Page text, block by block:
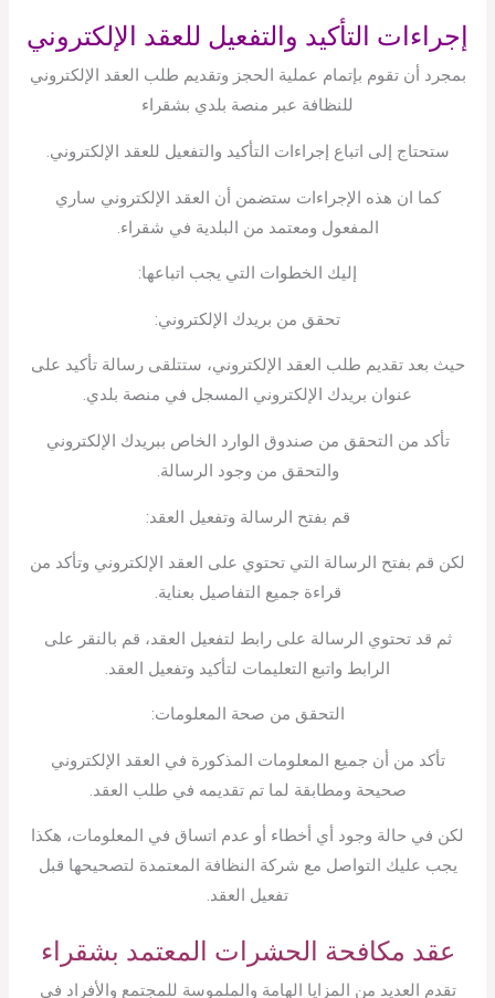
إجراءات التأكيد والتفعيل للعقد الإلكتروني
بمجرد أن تقوم بإتمام عملية الحجز وتقديم طلب العقد الإلكتروني
للنظافة عبر منصة بلدي بشقراء
ستحتاج إلى اتباع إجراءات التأكيد والتفعيل للعقد الإلكتروني.
كما ان هذه الإجراءات ستضمن أن العقد الإلكتروني ساري
المفعول ومعتمد من البلدية في شقراء.
إليك الخطوات التي يجب اتباعها:
تحقق من بريدك الإلكتروني:
حيث بعد تقديم طلب العقد الإلكتروني، ستتلقى رسالة تأكيد على
عنوان بريدك الإلكتروني المسجل في منصة بلدي.
تأكد من التحقق من صندوق الوارد الخاص ببريدك الإلكتروني
والتحقق من وجود الرسالة.
قم بفتح الرسالة وتفعيل العقد:
لكن قم بفتح الرسالة التي تحتوي على العقد الإلكتروني وتأكد من
قراءة جميع التفاصيل بعناية.
ثم قد تحتوي الرسالة على رابط لتفعيل العقد، قم بالنقر على
الرابط واتبع التعليمات لتأكيد وتفعيل العقد.
التحقق من صحة المعلومات:
تأكد من أن جميع المعلومات المذكورة في العقد الإلكتروني
صحيحة ومطابقة لما تم تقديمه في طلب العقد.
لكن في حالة وجود أي أخطاء أو عدم اتساق في المعلومات، هكذا
يجب عليك التواصل مع شركة النظافة المعتمدة لتصحيحها قبل
تفعيل العقد.
عقد مكافحة الحشرات المعتمد بشقراء
تقدم العديد من المزايا الهامة والملموسة للمجتمع والأفراد في